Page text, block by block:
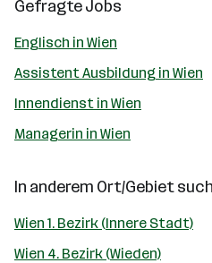
Gefragte Jobs
Englisch in Wien
Assistent Ausbildung in Wien
Innendienst in Wien
Managerin in Wien
In anderem Ort/Gebiet
Wien 1. Bezirk (Innere Stadt)
Wien 4. Bezirk (Wieden)